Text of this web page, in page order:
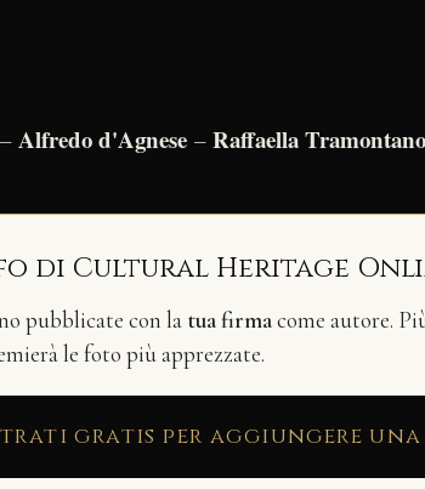
– Alfredo d'Agnese – Raffaella Tramontano
di Cultural Heritage
pubblicate con la tua firmacome autore.
le foto più apprezzate.
gratis per aggiungere